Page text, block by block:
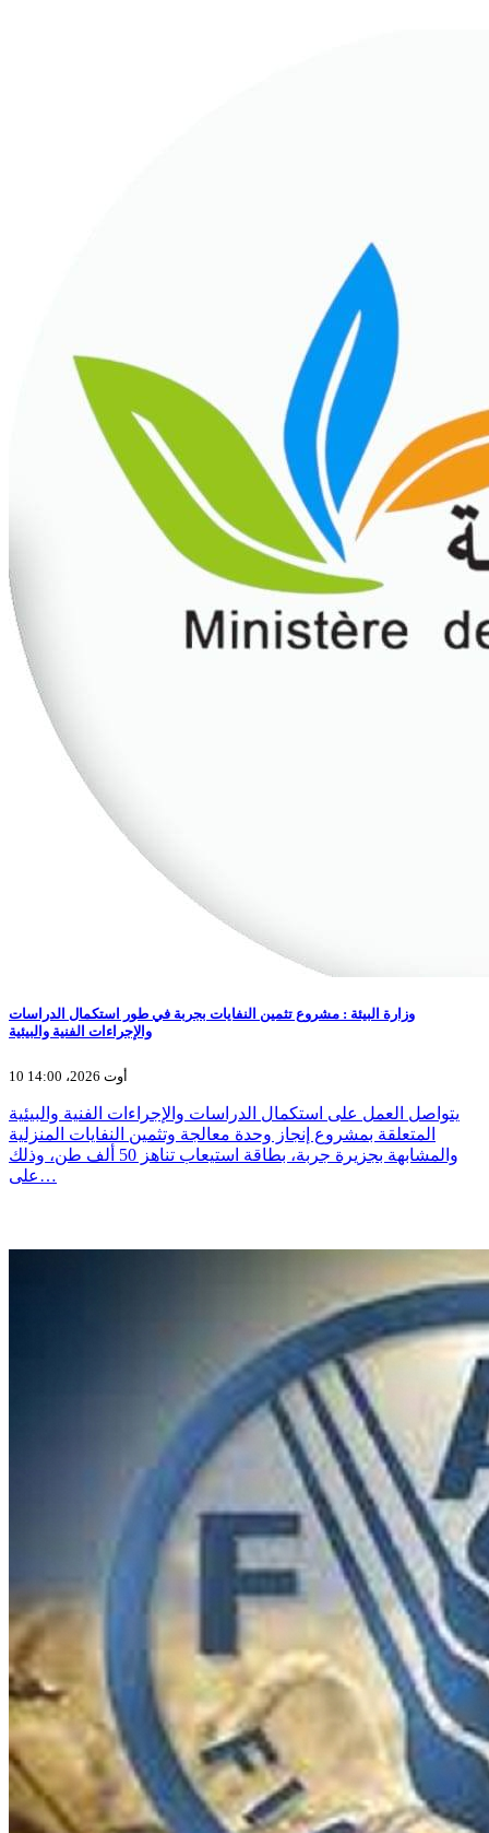
وزارة البيئة : مشروع تثمين النفايات بجربة في طور استكمال الدراسات
والإجراءات الفنية والبيئية
10 أوت 2026، 14:00
يتواصل العمل على استكمال الدراسات والإجراءات الفنية والبيئية
المتعلقة بمشروع إنجاز وحدة معالجة وتثمين النفايات المنزلية
والمشابهة بجزيرة جربة، بطاقة استيعاب تناهز 50 ألف طن، وذلك
على…